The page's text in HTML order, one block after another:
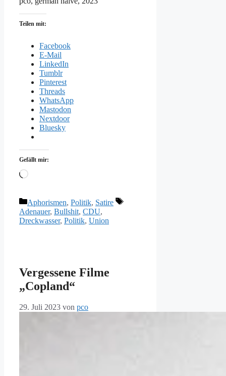
Teilen mit:
Facebook
E-Mail
LinkedIn
Tumblr
Pinterest
Threads
WhatsApp
Mastodon
Nextdoor
Bluesky
Gefällt mir:
Wird
Kategorien
Aphorismen, Politik, Satire
Schlagwörter
Adenauer, Bullshit, CDU,
Dreckwasser, Politik, Union
Vergessene Filme
„Copland“
29. Juli 2023 von pco